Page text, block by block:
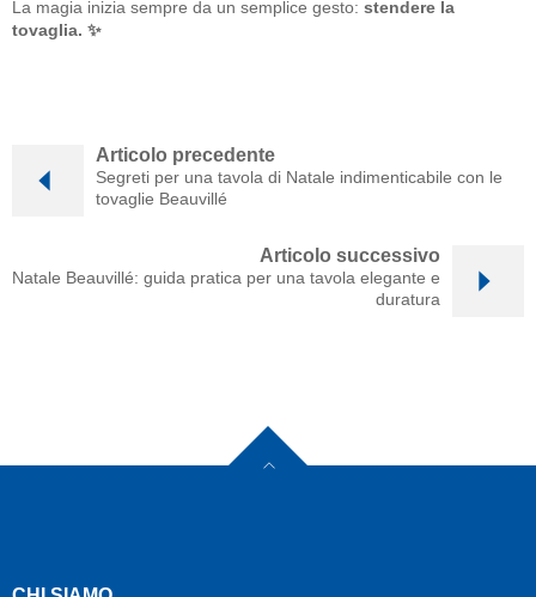
La magia inizia sempre da un semplice gesto: stendere la
tovaglia. ✨
Articolo precedente
Segreti per una tavola di Natale indimenticabile con le
tovaglie Beauvillé
Articolo successivo
Natale Beauvillé: guida pratica per una tavola elegante e
duratura